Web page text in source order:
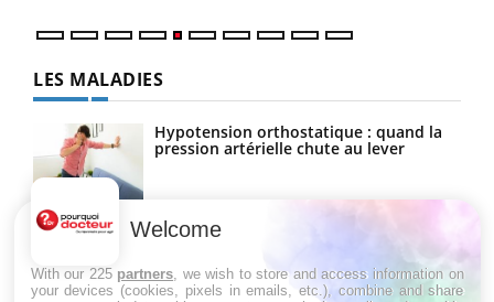
LES MALADIES
Hypotension orthostatique : quand la
pression artérielle chute au lever
Drépanocytose : une déformation des
globules rouges aux conséquences
Welcome
With our 225 partners , we wish to store and access information on
your devices (cookies, pixels in emails, etc.), combine and share